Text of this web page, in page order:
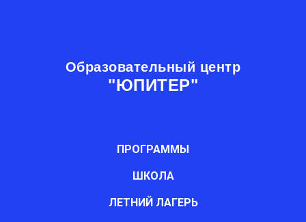
Образовательный центр
"ЮПИТЕР"
ПРОГРАММЫ
ШКОЛА
ЛЕТНИЙ ЛАГЕРЬ